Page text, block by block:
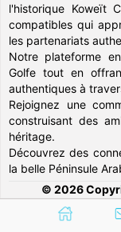
l'historique Koweït
compatibles qui
les partenariats
Notre plateforme
Golfe tout en
authentiques à
Rejoignez une
construisant des
héritage.
Découvrez des
la belle Péninsule
© 2026